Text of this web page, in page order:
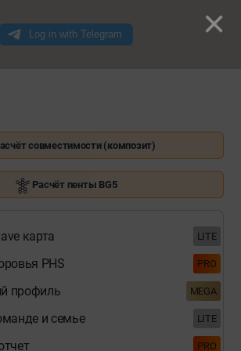
совместимости (композит)
Расчёт пенты BG5
карта LITE
PHS PRO
профиль MEGA
и семье LITE
PRO
×